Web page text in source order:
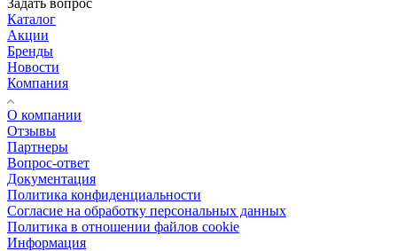
Каталог
Акции
Бренды
Новости
Компания
О компании
Отзывы
Партнеры
Вопрос-ответ
Документация
Политика конфиденциальности
Согласие на обработку персональных данных
Политика в отношении файлов cookie
Информация